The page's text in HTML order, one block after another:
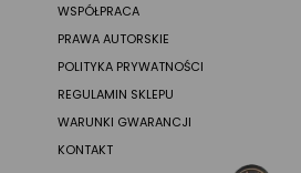
WSPÓŁPRACA
PRAWA AUTORSKIE
POLITYKA PRYWATNOŚCI
REGULAMIN SKLEPU
WARUNKI GWARANCJI
KONTAKT